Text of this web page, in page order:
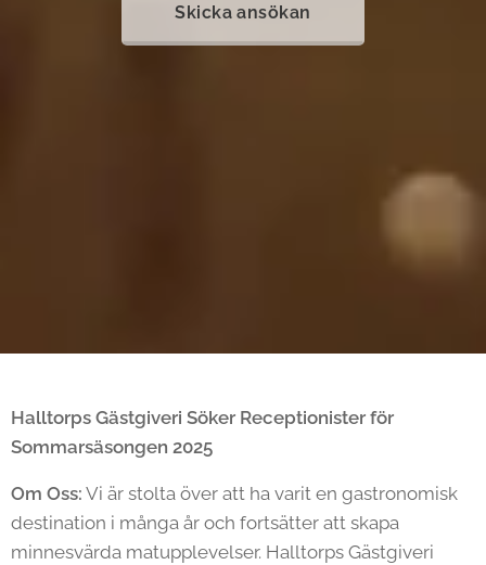
Skicka ansökan
Halltorps Gästgiveri Söker Receptionister för
Sommarsäsongen 2025
Om Oss: Vi är stolta över att ha varit en gastronomisk
destination i många år och fortsätter att skapa
minnesvärda matupplevelser. Halltorps Gästgiveri